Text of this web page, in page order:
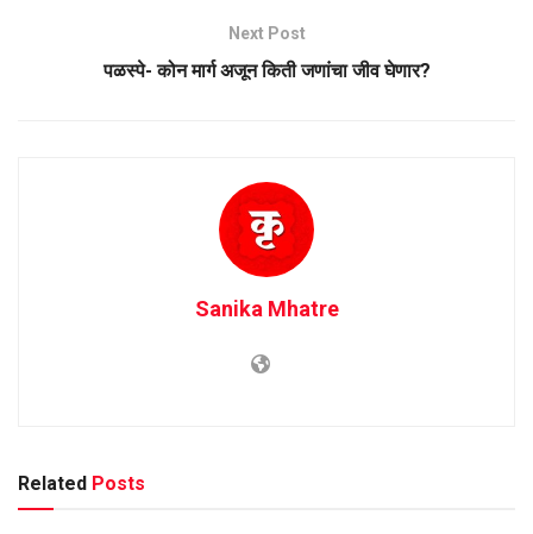
Next Post
पळस्पे- कोन मार्ग अजून किती जणांचा जीव घेणार?
Sanika Mhatre
Related Posts